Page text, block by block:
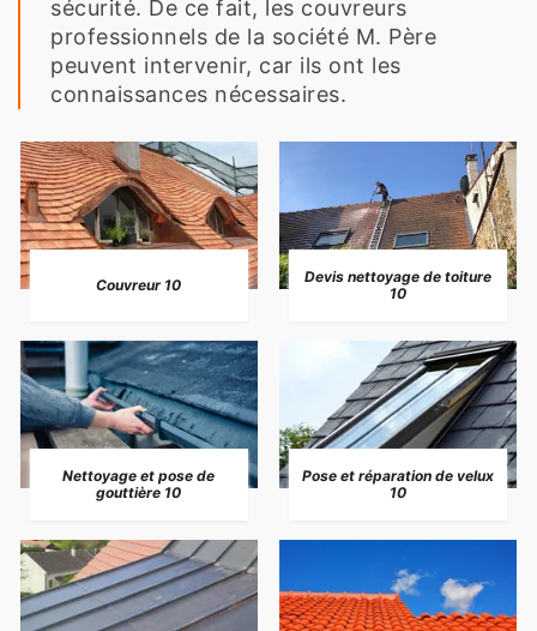
sécurité. De ce fait, les couvreurs
professionnels de la société M. Père
peuvent intervenir, car ils ont les
connaissances nécessaires.
Couvreur 10
Devis nettoyage de toiture
10
Nettoyage et pose de
gouttière 10
Pose et réparation de velux
10